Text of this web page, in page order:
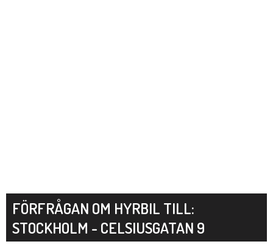
FÖRFRÅGAN OM HYRBIL TILL:
STOCKHOLM - CELSIUSGATAN 9